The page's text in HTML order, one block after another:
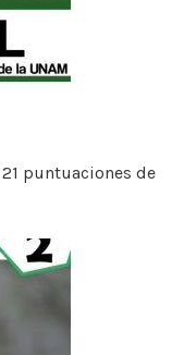
21 puntuaciones de